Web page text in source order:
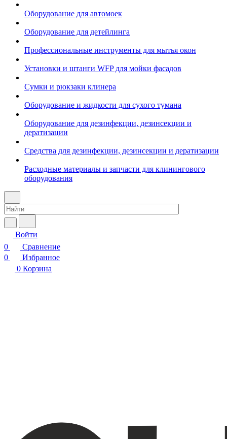
Оборудование для автомоек
Оборудование для детейлинга
Профессиональные инструменты для мытья окон
Установки и штанги WFP для мойки фасадов
Сумки и рюкзаки клинера
Оборудование и жидкости для сухого тумана
Оборудование для дезинфекции, дезинсекции и
дератизации
Средства для дезинфекции, дезинсекции и дератизации
Расходные материалы и запчасти для клинингового
оборудования
Войти
0
Сравнение
0
Избранное
0 Корзина